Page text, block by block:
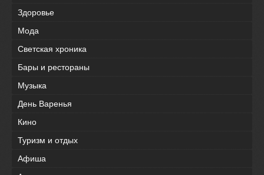
Здоровье
Мода
Светская хроника
Бары и рестораны
Музыка
День Варенья
Кино
Туризм и отдых
Афиша